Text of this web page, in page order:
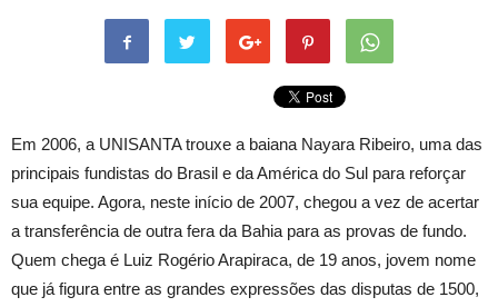
Em 2006, a UNISANTA trouxe a baiana Nayara Ribeiro, uma das
principais fundistas do Brasil e da América do Sul para reforçar
sua equipe. Agora, neste início de 2007, chegou a vez de acertar
a transferência de outra fera da Bahia para as provas de fundo.
Quem chega é Luiz Rogério Arapiraca, de 19 anos, jovem nome
que já figura entre as grandes expressões das disputas de 1500,